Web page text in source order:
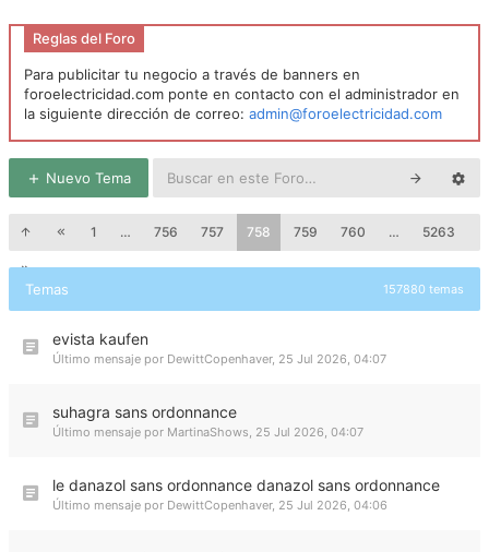
Reglas del Foro
Para publicitar tu negocio a través de banners en
foroelectricidad.com ponte en contacto con el administrador en
la siguiente dirección de correo: admin@foroelectricidad.com
Nuevo Tema
1 … 756 757 758 759 760 … 5263
Temas 157880 temas
evista kaufen
Último mensaje por DewittCopenhaver, 25 Jul 2026, 04:07
suhagra sans ordonnance
Último mensaje por MartinaShows, 25 Jul 2026, 04:07
le danazol sans ordonnance danazol sans ordonnance
Último mensaje por DewittCopenhaver, 25 Jul 2026, 04:06